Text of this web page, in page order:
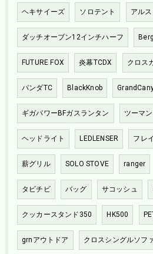
ヘキサイーズ ソロテント アル
ダッチオーブン12インチハーフ
FUTURE FOX 炎幕TCDX クロス
パンダTC BlackKnob
ギガパワーBFガスランタン ツーマ
ヘッドライト LEDLENSER フレ
薪グリル SOLO STOVE ranger
タビチビ バッグ サコッシュ
クッカースタンド350 HK500
grnアウトドア クロスシングルソフ